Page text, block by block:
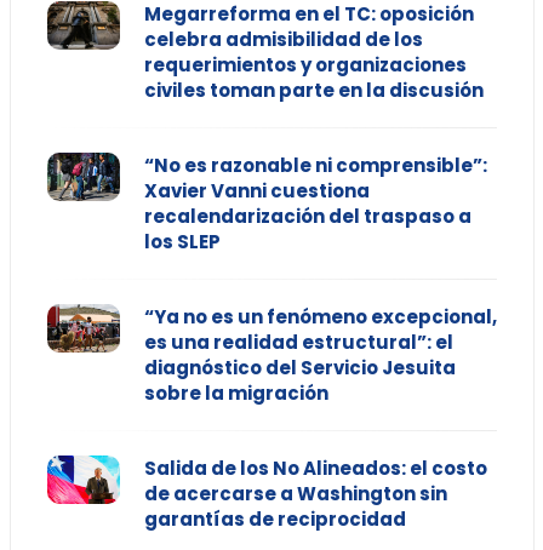
Megarreforma en el TC: oposición
celebra admisibilidad de los
requerimientos y organizaciones
civiles toman parte en la discusión
“No es razonable ni comprensible”:
Xavier Vanni cuestiona
recalendarización del traspaso a
los SLEP
“Ya no es un fenómeno excepcional,
es una realidad estructural”: el
diagnóstico del Servicio Jesuita
sobre la migración
Salida de los No Alineados: el costo
de acercarse a Washington sin
garantías de reciprocidad